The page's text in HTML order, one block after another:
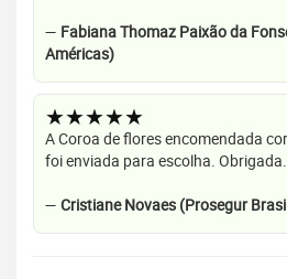
— Fabiana Thomaz Paixão da
Américas)
★★★★★
A Coroa de flores encomendada
foi enviada para escolha. Obrigada.
— Cristiane Novaes (Prosegur